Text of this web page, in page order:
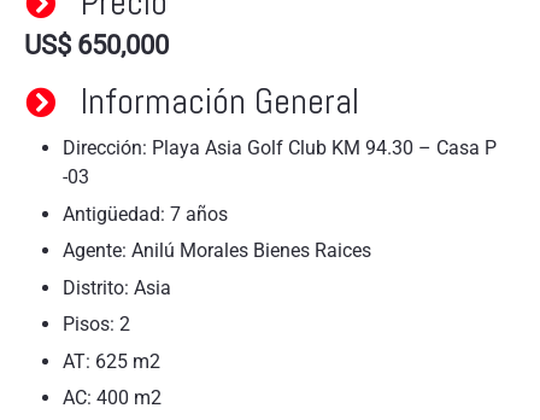
US$ 650,000
Información General
Dirección: Playa Asia Golf Club KM 94.30 – Casa P
-03
Antigüedad: 7 años
Agente: Anilú Morales Bienes Raices
Distrito: Asia
Pisos: 2
AT: 625 m2
AC: 400 m2